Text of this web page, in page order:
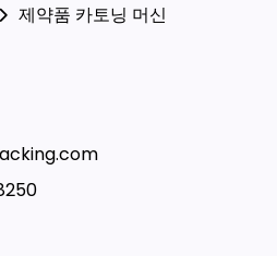
제약품 카토닝 머신